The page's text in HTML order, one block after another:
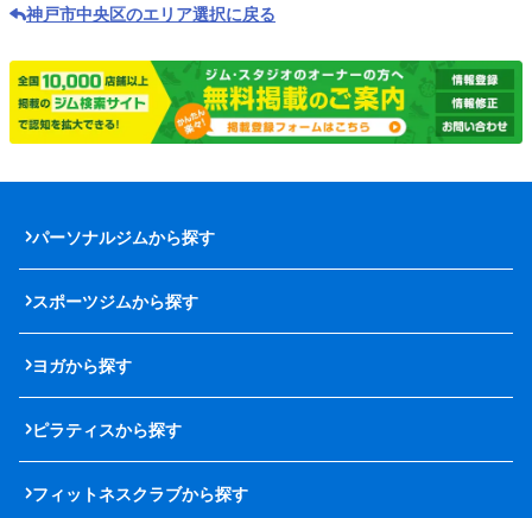
神戸市中央区のエリア選択に戻る
パーソナルジムから探す
スポーツジムから探す
ヨガから探す
ピラティスから探す
フィットネスクラブから探す